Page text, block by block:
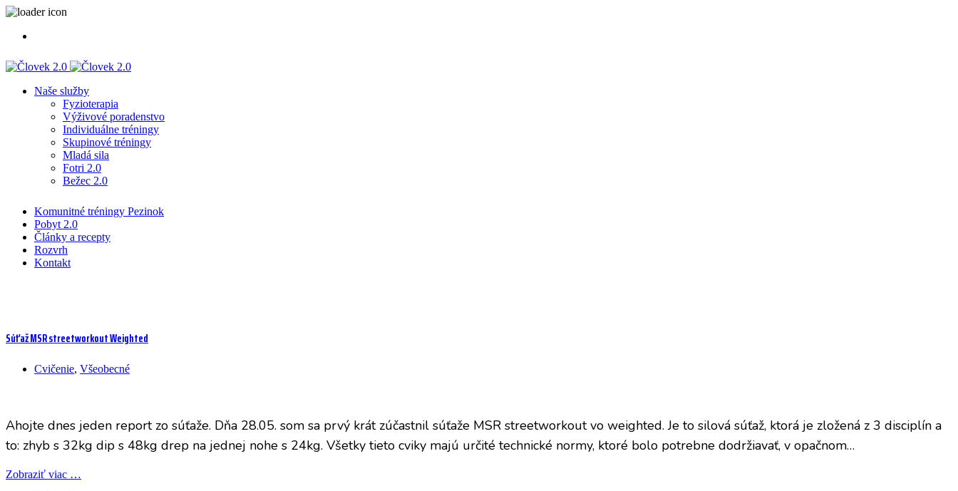
Naše služby
Fyzioterapia
Výživové poradenstvo
Individuálne tréningy
Skupinové tréningy
Mladá sila
Fotri 2.0
Bežec 2.0
Komunitné tréningy Pezinok
Pobyt 2.0
Články a recepty
Rozvrh
Kontakt
Súťaž MSR streetworkout Weighted
Cvičenie, Všeobecné
Ahojte dnes jeden report zo súťaže. Dňa 28.05. som sa prvý krát zúčastnil súťaže MSR streetworkout vo weighted. Je to silová súťaž, ktorá je zložená z 3 disciplín a
to: zhyb s 32kg dip s 48kg drep na jednej nohe s 24kg. Všetky tieto cviky majú určité technické normy, ktoré bolo potrebne dodržiavať, v opačnom…
Zobraziť viac …